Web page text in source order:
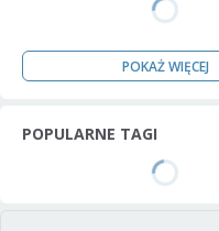
POKAŻ WIĘCEJ
POPULARNE TAGI